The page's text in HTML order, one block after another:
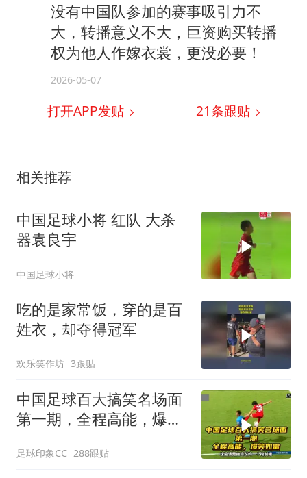
没有中国队参加的赛事吸引力不
大，转播意义不大，巨资购买转播
权为他人作嫁衣裳，更没必要！
2026-05-07
打开APP发贴 21条跟贴
相关推荐
中国足球小将 红队 大杀
器袁良宇
中国足球小将
吃的是家常饭，穿的是百
姓衣，却夺得冠军
欢乐笑作坊 3跟贴
中国足球百大搞笑名场面
第一期，全程高能，爆笑
足球印象CC 288跟贴